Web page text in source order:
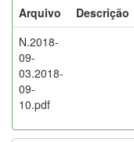
Arquivo
Descrição
N.2018-
09-
03.2018-
09-
10.pdf